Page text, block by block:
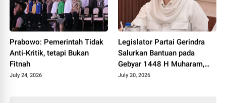
Prabowo: Pemerintah Tidak
Anti-Kritik, tetapi Bukan
Fitnah
July 24, 2026
Legislator Partai Gerindra
Salurkan Bantuan pada
Gebyar 1448 H Muharam,
Perkuat Semangat Gotong
July 20, 2026